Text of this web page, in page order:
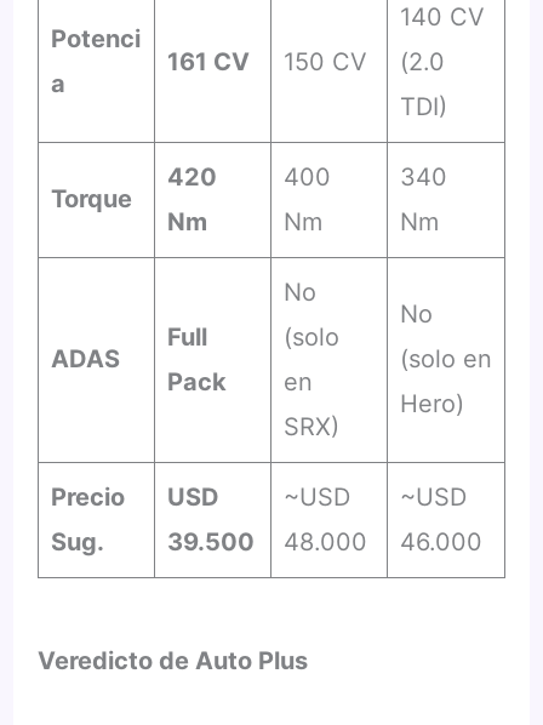
Potenci
a
161 CV 150 CV
140 CV
(2.0
TDI)
Torque
420
Nm
400
Nm
340
Nm
ADAS
Full
Pack
No
(solo
en
SRX)
No
(solo en
Hero)
Precio
Sug.
USD
39.500
~USD
48.000
~USD
46.000
Veredicto de Auto Plus